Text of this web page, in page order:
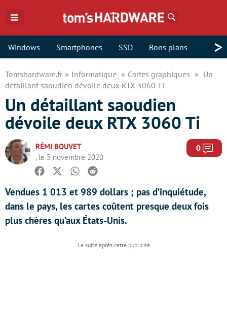
Windows Smartphones SSD Bons plans >
Tomshardware.fr Informatique Cartes graphiques
Un
détaillant saoudien dévoile deux RTX 3060 Ti
Un détaillant saoudien
dévoile deux RTX 3060 Ti
RÉMI BOUVET
, le 5 novembre 2020
0
Facebook
TwitterWhatsapp
Reddit
Vendues 1 013 et 989 dollars ; pas d’inquiétude,
dans le pays, les cartes coûtent presque deux fois
plus chères qu’aux États-Unis.